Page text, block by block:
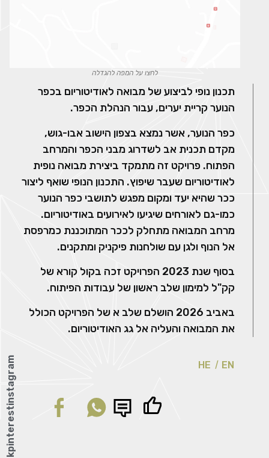
לחצו על המפה להגדלה
תכנון נופי לביצוע של מבואה לאודיטוריום בכפר
הנוער קריית יערים, עבור הנהלת הכפר.
כפר הנוער, אשר נמצא בצפון הישוב אבו-גוש,
מקדם תכנית אב לשדרוג מבני הכפר והמרחב
הפתוח. פרויקט זה מתמקד ביצירת מבואה נופית
לאודיטוריום שעבר שיפוץ. התכנון הנופי שואף ליצור
ככר שהיא יעד ומקום מפגש לתושבי כפר הנוער
כמו-גם לאורחים שיגיעו לאירועים באודיטוריום.
מרחב המבואה מתחלק לככר המתוכננת כמרפסת
אל הנוף ולגן עם שולחנות פיקניק ומתקנים.
בסוף שנת 2023 הפרויקט זכה בקול קורא של
קק"ל למימון שלב ראשון של עבודות הפיתוח.
באביב 2026 הושלם שלב א של הפרויקט הכולל
את המבואה והעליה אל גג האודיטוריום.
EN
HE
instagram
pinterest